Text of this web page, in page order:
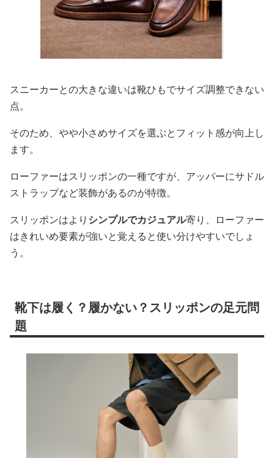
スニーカーとの大きな違いは靴ひもでサイズ調整できない
点。
そのため、やや小さめサイズを選ぶとフィット感が向上し
ます。
ローファーはスリッポンの一種ですが、アッパーにサドル
ストラップなど装飾があるのが特徴。
スリッポンはより シンプルでカジュアル寄り、ローファー
はきれいめ要素が強いと覚えると使い分けやすいでしょ
う。
靴下は履く？履かない？スリッポンの足元問
題